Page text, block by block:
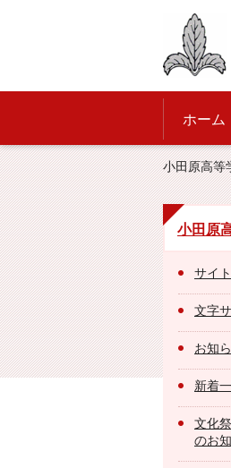
ホーム
小田原高
小田原
サイ
文字
お知
新着
文化
のお